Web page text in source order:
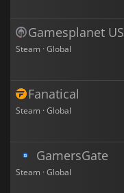
Gamesplanet US
Steam · Global
Fanatical
Steam · Global
GamersGate
Steam · Global